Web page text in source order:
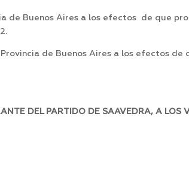
de Buenos Aires a los efectos de que
de Buenos Aires a los efectos
DEL PARTIDO DE SAAVEDRA, A LOS